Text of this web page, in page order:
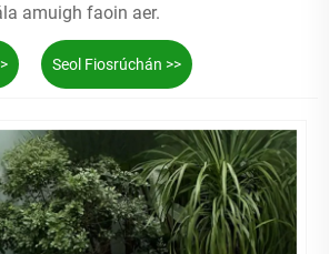
amuigh faoin aer.
Seol Fiosrúchán >>